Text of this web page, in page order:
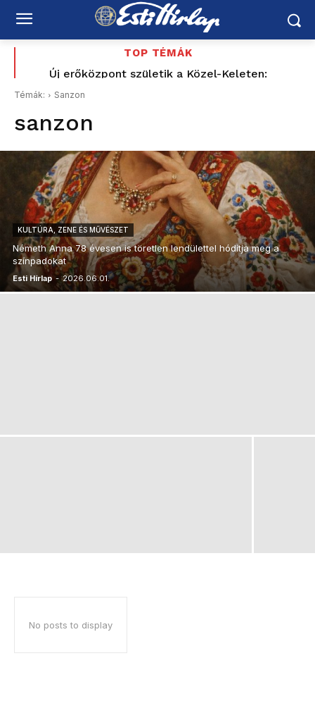
TOP TÉMÁK
Új erőközpont születik a Közel-Keleten:
Törökország, Szaúd-Arábia és Pakisztán közös
Budapesten visszakapcsolják a díszfényeket,
Romániában továbbra is súlyos az energiahelyzet
Témák: Sanzon
sanzon
KULTÚRA, ZENE ÉS MŰVÉSZET
Németh Anna 78 évesen is töretlen lendülettel hódítja meg a
színpadokat
Esti Hírlap - 2026.06.01.
No posts to display